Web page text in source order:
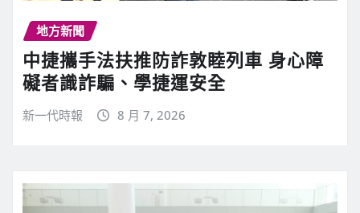
地方新聞
中捷攜手法扶推防詐敦睦列車 身心障
礙者識詐騙、學捷運安全
新一代時報 8 月 7, 2026